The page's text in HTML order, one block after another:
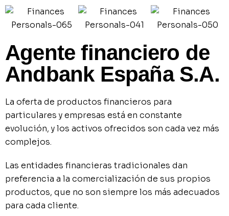
Agente financiero de
Andbank España S.A.
La oferta de productos financieros para
particulares y empresas está en constante
evolución, y los activos ofrecidos son cada vez más
complejos.
Las entidades financieras tradicionales dan
preferencia a la comercialización de sus propios
productos, que no son siempre los más adecuados
para cada cliente.